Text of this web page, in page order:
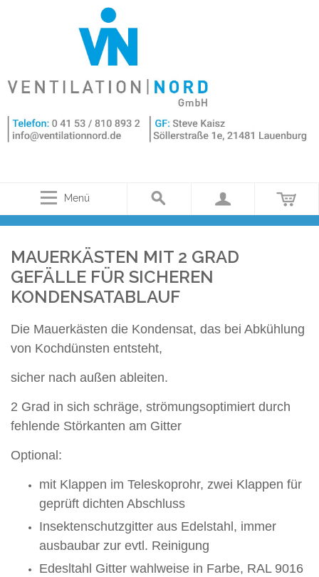
Menü
MAUERKÄSTEN MIT 2 GRAD
GEFÄLLE FÜR SICHEREN
KONDENSATABLAUF
Die Mauerkästen die Kondensat, das bei Abkühlung
von Kochdünsten entsteht,
sicher nach außen ableiten.
2 Grad in sich schräge, strömungsoptimiert durch
fehlende Störkanten am Gitter
Optional:
mit Klappen im Teleskoprohr, zwei Klappen für
geprüft dichten Abschluss
Insektenschutzgitter aus Edelstahl, immer
ausbaubar zur evtl. Reinigung
Edesltahl Gitter wahlweise in Farbe, RAL 9016